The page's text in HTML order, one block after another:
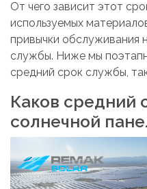
От чего зависит этот
используемых
привычки обслуживания
службы. Ниже мы
средний срок службы,
Каков средний
солнечной